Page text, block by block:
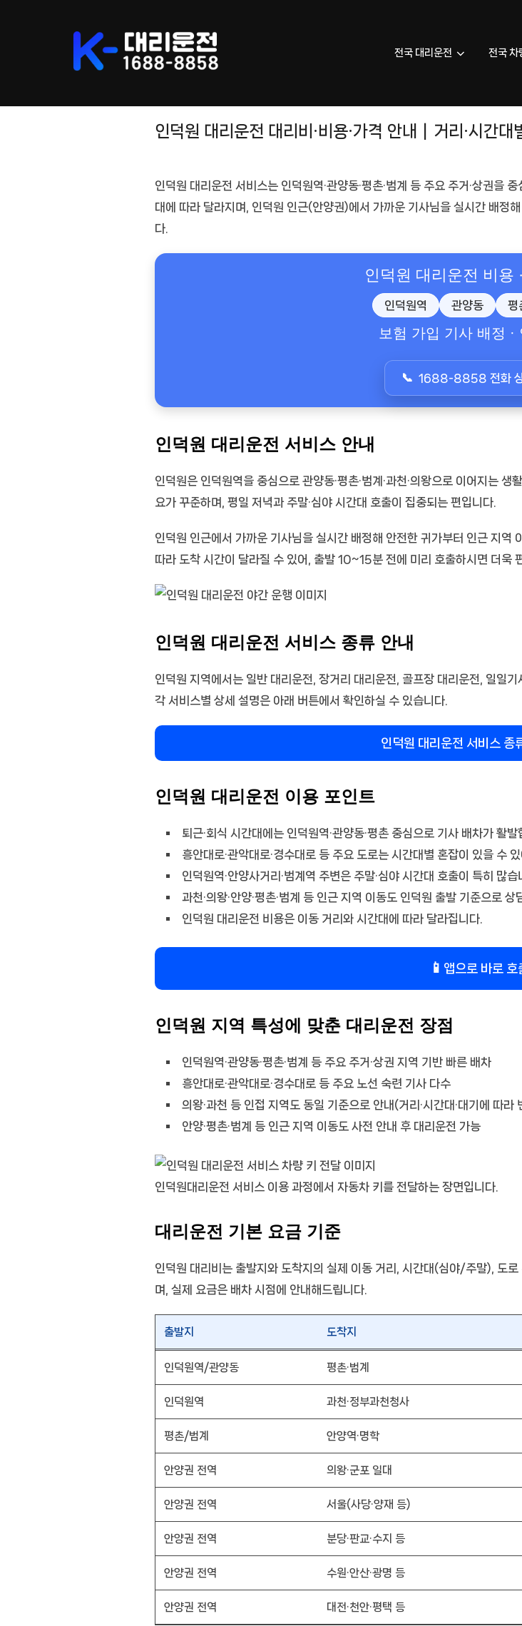
전국 대리운전 전국 차
인덕원 대리운전 대리비·비용·가격 안내｜거리·시간대
인덕원 대리운전 서비스는 인덕원역·관양동·평촌·범계 등 주요 주거·상권을
대 에 따라 달라지며, 인덕원 인근(안양권)에서 가까운 기사님을 실시간 배정
다.
인덕원 대리운전 비용
인덕원역 관양동 평
보험 가입 기사 배정 ·
1688-8858 전화 상
인덕원 대리운전 서비스 안내
인덕원은 인덕원역을 중심으로 관양동·평촌·범계·과천·의왕으로 이어지는
요가 꾸준하며, 평일 저녁과 주말·심야 시간대 호출이 집중되는 편입니다.
인덕원 인근에서 가까운 기사님을 실시간 배정해 안전한 귀가부터 인근 지역
따라 도착 시간이 달라질 수 있어, 출발 10~15분 전에 미리 호출하시면 더욱
인덕원 대리운전 서비스 종류 안내
인덕원 지역에서는 일반 대리운전, 장거리 대리운전, 골프장 대리운전, 일일기
각 서비스별 상세 설명은 아래 버튼에서 확인하실 수 있습니다.
인덕원 대리운전 서비스 종
인덕원 대리운전 이용 포인트
퇴근·회식 시간대에는 인덕원역·관양동·평촌 중심으로 기사 배차가 활발
흥안대로·관악대로·경수대로 등 주요 도로는 시간대별 혼잡이 있을 수
인덕원역·안양사거리·범계역 주변은 주말·심야 시간대 호출이 특히 많습
과천·의왕·안양·평촌·범계 등 인근 지역 이동도 인덕원 출발 기준으로 상
인덕원 대리운전 비용은 이동 거리와 시간대에 따라 달라집니다.
📱 앱으로 바로 호
인덕원 지역 특성에 맞춘 대리운전 장점
인덕원역·관양동·평촌·범계 등 주요 주거·상권 지역 기반 빠른 배차
흥안대로·관악대로·경수대로 등 주요 노선 숙련 기사 다수
의왕·과천 등 인접 지역도 동일 기준으로 안내(거리·시간대·대기에 따라
안양·평촌·범계 등 인근 지역 이동도 사전 안내 후 대리운전 가능
인덕원대리운전 서비스 이용 과정에서 자동차 키를 전달하는 장면입니다.
대리운전 기본 요금 기준
인덕원 대리비는 출발지와 도착지의 실제 이동 거리, 시간대(심야/주말), 도
며, 실제 요금은 배차 시점에 안내해드립니다.
출발지 도착지
인덕원역/관양동 평촌·범계
인덕원역 과천·정부과천청사
평촌/범계 안양역·명학
안양권 전역 의왕·군포 일대
안양권 전역 서울(사당·양재 등)
안양권 전역 분당·판교·수지 등
안양권 전역 수원·안산·광명 등
안양권 전역 대전·천안·평택 등